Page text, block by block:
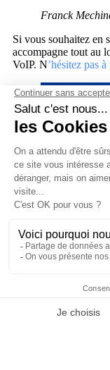
Franck
Si vous souhaitez en
accompagne tout au
VoIP. N’hésitez pas
Actualités